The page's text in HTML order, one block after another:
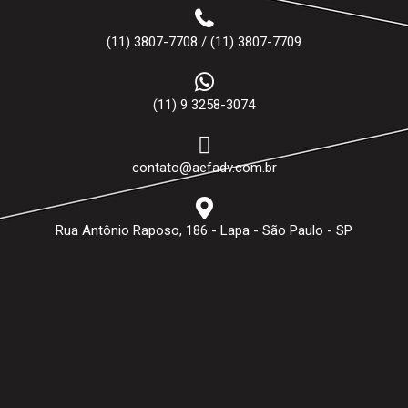
(11) 3807-7708 / (11) 3807-7709
(11) 9 3258-3074
contato@aefadv.com.br
Rua Antônio Raposo, 186 - Lapa - São Paulo - SP